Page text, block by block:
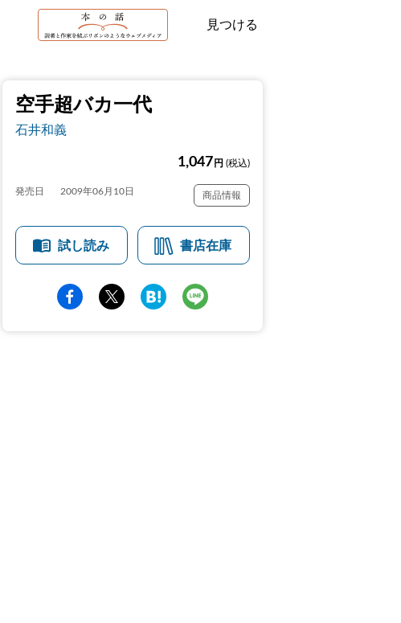
見つける
空手超バカ一代
石井和義
1,047 円 (税込)
発売日 2009年06月10日 商品情報
試し読み 書店在庫